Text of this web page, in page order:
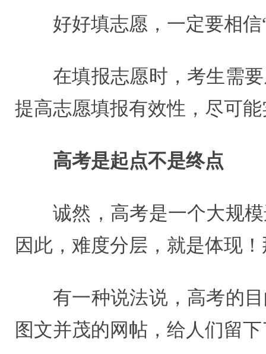
好好填志愿，一定要相
在填报志愿时，考生需
提高志愿填报有效性，尽可
高考是起点不是终点
诚然，高考是一个大规
因此，难度分层，就是体现
有一种说法说，高考的
图文并茂的网帖，给人们留